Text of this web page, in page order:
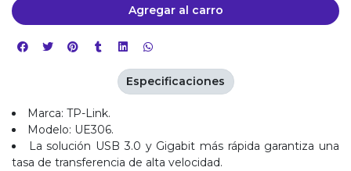
Agregar al carro
Marca: TP-Link.
Modelo: UE306.
La solución USB 3.0 y Gigabit más rápida garantiza una
tasa de transferencia de alta velocidad.
Especificaciones